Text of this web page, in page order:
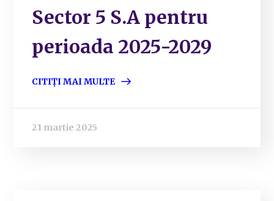
Sector 5 S.A pentru
perioada 2025-2029
CITIȚI MAI MULTE
21 martie 2025